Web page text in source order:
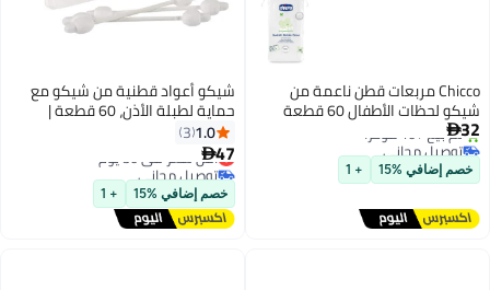
Chicco مربعات قطن ناعمة من
شيكو لحظات الأطفال 60 قطعة
للبشرة الحساسة
32
توصيل مجاني
باقي 1 وحدات في المخزون
تم بيع +10 مؤخرًا
خصم إضافي %15 + 1
شيكو أعواد قطنية من شيكو مع
حماية لطبلة الأذن، 60 قطعة |
لتنظيف أذن الطفل | مصنوعة من
جذع ورقي | آمنة وصحية | قابلة
للتحلل البيولوجي
1.0
3
47أقل سعر في 30 يوم
توصيل مجاني
أقل سعر في 30 يوم
خصم إضافي %15 + 1